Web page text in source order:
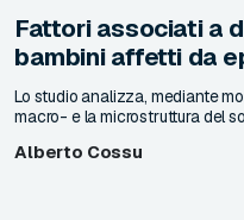
Fattori associati a
bambini affetti da
Lo studio analizza, mediante
macro- e la microstruttura del
Alberto Cossu